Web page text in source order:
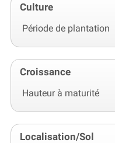
Culture
Période de plantation
Croissance
Hauteur à maturité
Localisation/Sol